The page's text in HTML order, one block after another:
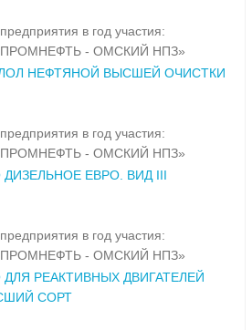
в год участия:
- ОМСКИЙ НПЗ»
НЕФТЯНОЙ ВЫСШЕЙ ОЧИСТКИ
в год участия:
- ОМСКИЙ НПЗ»
ЕВРО. ВИД III
в год участия:
- ОМСКИЙ НПЗ»
РЕАКТИВНЫХ ДВИГАТЕЛЕЙ
СОРТ